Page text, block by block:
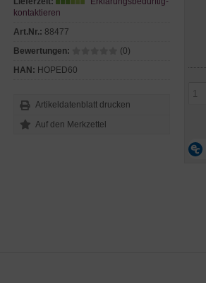
kontaktieren
Art.Nr.: 88477
Bewertungen:
(0)
HAN: HOPED60
Artikeldatenblatt drucken